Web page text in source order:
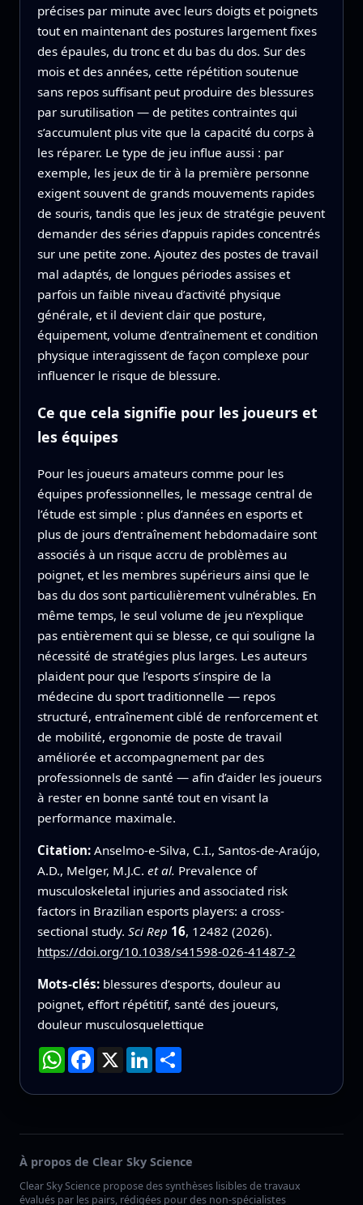
précises par minute avec leurs doigts et poignets
tout en maintenant des postures largement fixes
des épaules, du tronc et du bas du dos. Sur des
mois et des années, cette répétition soutenue
sans repos suffisant peut produire des blessures
par surutilisation — de petites contraintes qui
s’accumulent plus vite que la capacité du corps à
les réparer. Le type de jeu influe aussi : par
exemple, les jeux de tir à la première personne
exigent souvent de grands mouvements rapides
de souris, tandis que les jeux de stratégie peuvent
demander des séries d’appuis rapides concentrés
sur une petite zone. Ajoutez des postes de travail
mal adaptés, de longues périodes assises et
parfois un faible niveau d’activité physique
générale, et il devient clair que posture,
équipement, volume d’entraînement et condition
physique interagissent de façon complexe pour
influencer le risque de blessure.
Ce que cela signifie pour les joueurs et
les équipes
Pour les joueurs amateurs comme pour les
équipes professionnelles, le message central de
l’étude est simple : plus d’années en esports et
plus de jours d’entraînement hebdomadaire sont
associés à un risque accru de problèmes au
poignet, et les membres supérieurs ainsi que le
bas du dos sont particulièrement vulnérables. En
même temps, le seul volume de jeu n’explique
pas entièrement qui se blesse, ce qui souligne la
nécessité de stratégies plus larges. Les auteurs
plaident pour que l’esports s’inspire de la
médecine du sport traditionnelle — repos
structuré, entraînement ciblé de renforcement et
de mobilité, ergonomie de poste de travail
améliorée et accompagnement par des
professionnels de santé — afin d’aider les joueurs
à rester en bonne santé tout en visant la
performance maximale.
Citation: Anselmo-e-Silva, C.I., Santos-de-Araújo,
A.D., Melger, M.J.C. et al. Prevalence of
musculoskeletal injuries and associated risk
factors in Brazilian esports players: a cross-
sectional study. Sci Rep 16, 12482 (2026).
https://doi.org/10.1038/s41598-026-41487-2
Mots-clés: blessures d’esports, douleur au
poignet, effort répétitif, santé des joueurs,
douleur musculosquelettique
WhatsApp
Facebook
X LinkedInPartager
À propos de Clear Sky Science
Clear Sky Science propose des synthèses lisibles de travaux
évalués par les pairs, rédigées pour des non-spécialistes